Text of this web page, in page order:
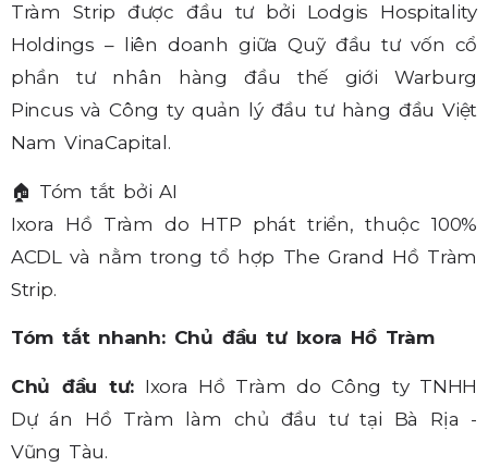
Tràm Strip được đầu tư bởi Lodgis Hospitality
Holdings – liên doanh giữa Quỹ đầu tư vốn cổ
phần tư nhân hàng đầu thế giới Warburg
Pincus và Công ty quản lý đầu tư hàng đầu Việt
Nam VinaCapital.
🏠 Tóm tắt bởi AI
Ixora Hồ Tràm do HTP phát triển, thuộc 100%
ACDL và nằm trong tổ hợp The Grand Hồ Tràm
Strip.
Tóm tắt nhanh: Chủ đầu tư Ixora Hồ Tràm
Chủ đầu tư: Ixora Hồ Tràm do Công ty TNHH
Dự án Hồ Tràm làm chủ đầu tư tại Bà Rịa -
Vũng Tàu.